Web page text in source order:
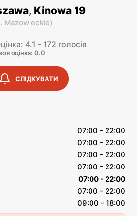
Kinowa 19
Mazowieckie)
4.1 - 172 голосів
оцінка: 0.0
СЛІДКУВАТИ
07:00 - 22:00
07:00 - 22:00
07:00 - 22:00
07:00 - 22:00
07:00 - 22:00
07:00 - 22:00
09:00 - 18:00